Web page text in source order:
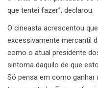
que tentei fazer”, declarou.
O cineasta acrescentou
excessivamente mercantil
como o atual presidente
sintoma daquilo de que
Só pensa em como ganhar